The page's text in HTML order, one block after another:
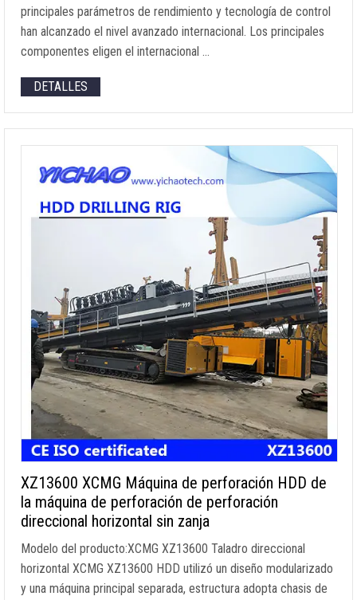
principales parámetros de rendimiento y tecnología de control
han alcanzado el nivel avanzado internacional. Los principales
componentes eligen el internacional …
DETALLES
XZ13600 XCMG Máquina de perforación HDD de
la máquina de perforación de perforación
direccional horizontal sin zanja
Modelo del producto:XCMG XZ13600 Taladro direccional
horizontal XCMG XZ13600 HDD utilizó un diseño modularizado
y una máquina principal separada, estructura adopta chasis de